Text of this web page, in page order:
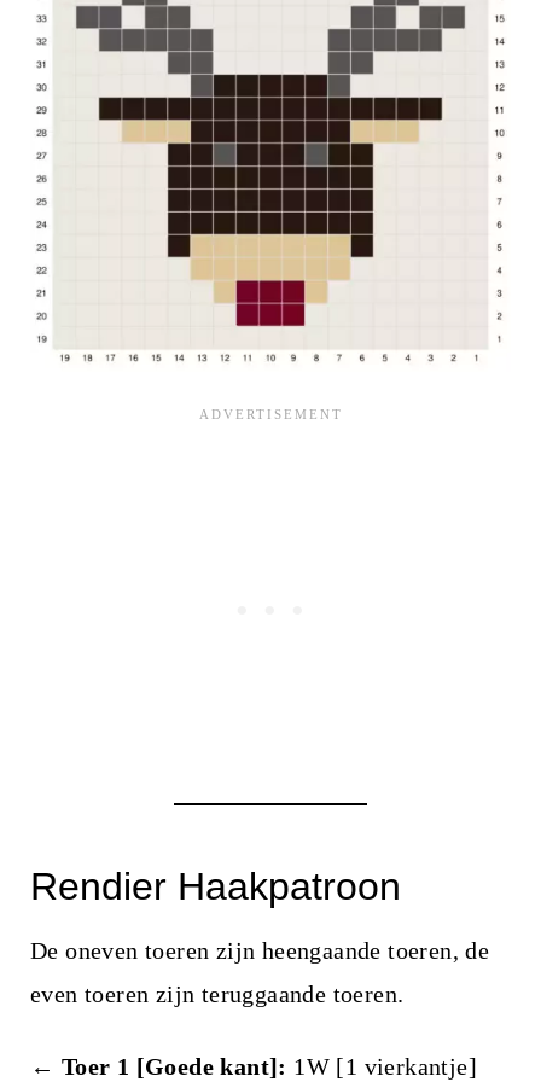
Rendier Haakpatroon
De oneven toeren zijn heengaande toeren, de
even toeren zijn teruggaande toeren.
← Toer 1 [Goede kant]: 1W [1 vierkantje]